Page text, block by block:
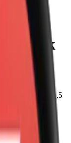
Stark
och
utan tobak. 11,5